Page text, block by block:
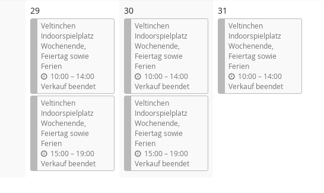
29
Veltinchen
Indoorspielplatz
Wochenende,
Feiertag sowie
Ferien
10:00–b
i
s
14:00
Verkauf beendet
Veltinchen
Indoorspielplatz
Wochenende,
Feiertag sowie
Ferien
15:00–b
i
s
19:00
Verkauf beendet
30
Veltinchen
Indoorspielplatz
Wochenende,
Feiertag sowie
Ferien
10:00–b
i
s
14:00
Verkauf beendet
Veltinchen
Indoorspielplatz
Wochenende,
Feiertag sowie
Ferien
15:00–b
i
s
19:00
Verkauf beendet
31
Veltinchen
Indoorspielplatz
Wochenende,
Feiertag sowie
Ferien
10:00–b
i
s
14:00
Verkauf beendet